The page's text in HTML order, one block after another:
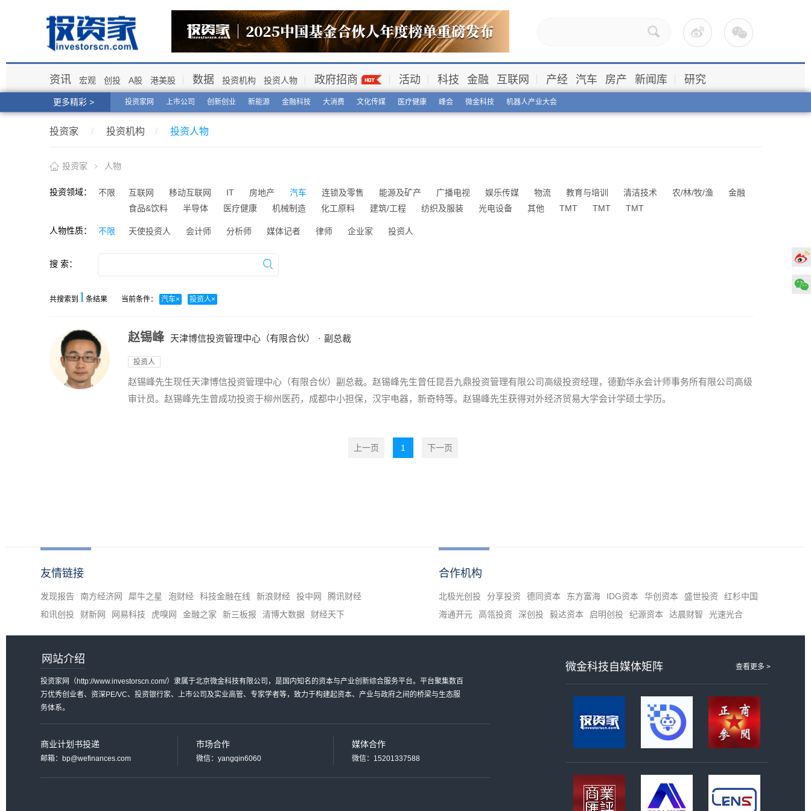
更多精彩 > 投资家网 上市公司 创新创业 新能源 金融科技 大消费 文化传媒 医疗健康 峰会 微金科技 机器人产业大会
资讯 宏观 创投 A股 港美股 数据 投资机构 投资人物 政府招商 活动 科技 金融 互联网 产经 汽车 房产 新闻库 研究
投资家 / 投资机构 / 投资人物
投资家 人物
投资领域： 不限 互联网 移动互联网 IT 房地产 汽车 连锁及零售 能源及矿产 广播电视 娱乐传媒 物流 教育与培训 清洁技术 农/林/牧/渔
金融
食品&饮料
半导体 医疗健康 机械制造 化工原料 建筑/工程 纺织及服装 光电设备 其他 TMT TMT TMT
人物性质： 不限 天使投资人 会计师 分析师 媒体记者 律师 企业家 投资人
搜 索：
共搜索到 1条结果 当前条件： 汽车× 投资人×
赵锡峰 天津博信投资管理中心（有限合伙） · 副总裁
投资人
赵锡峰先生现任天津博信投资管理中心（有限合伙）副总裁。赵锡峰先生曾任昆吾九鼎投资管理有限公司高级投资经理，德勤华永会计师事务所有限公司高级
审计员。赵锡峰先生曾成功投资于柳州医药，成都中小担保，汉宇电器，新奇特等。赵锡峰先生获得对外经济贸易大学会计学硕士学历。
上一页 1 下一页
友情链接
发现报告 南方经济网 犀牛之星 泡财经 科技金融在线 新浪财经 投中网
腾讯财经
和讯创投
财新网 网易科技 虎嗅网 金融之家 新三板报 清博大数据 财经天下
合作机构
北极光创投 分享投资 德同资本 东方富海 IDG资本 华创资本 盛世投资
红杉中国
海通开元
高瓴投资 深创投 毅达资本 启明创投 纪源资本 达晨财智 光速光合
网站介绍
投资家网（http://www.investorscn.com/）隶属于北京微金科技有限公司，是国内知名的资本与产业创新综合服务平台。平台聚集数百
万优秀创业者、资深PE/VC、投资银行家、上市公司及实业高管、专家学者等，致力于构建起资本、产业与政府之间的桥梁与生态服
务体系。
商业计划书投递
邮箱：bp@wefinances.com
市场合作
微信：yangqin6060
媒体合作
微信：15201337588
查看更多 >
微金科技自媒体矩阵